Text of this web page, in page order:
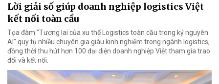
Lời giải số giúp doanh nghiệp logistics Việt
kết nối toàn cầu
Tọa đàm "Tương lai của xu thế Logistics toàn cầu trong kỷ nguyên
AI" quy tụ nhiều chuyên gia giàu kinh nghiệm trong ngành logistics,
đồng thời thu hút hơn 100 đại diện doanh nghiệp Việt tham gia trao
đổi và kết nối.